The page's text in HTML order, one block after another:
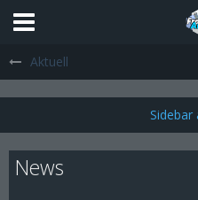
Aktuell
News